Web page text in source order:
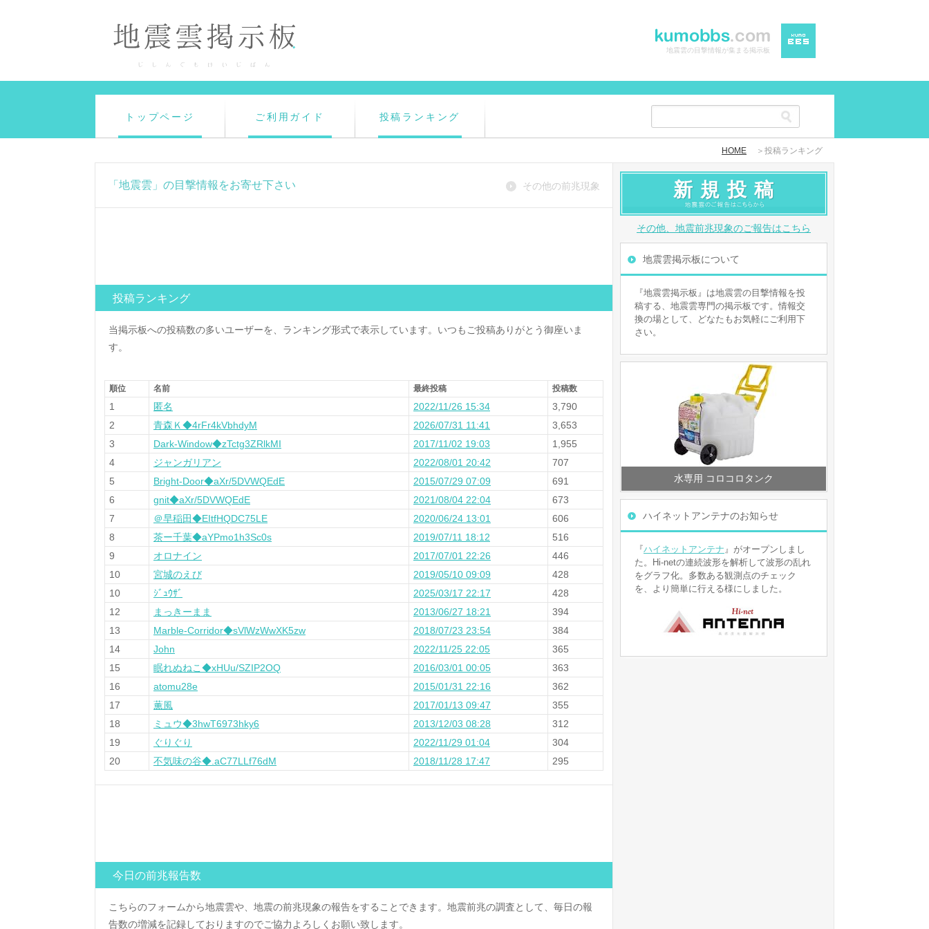
地震雲の目撃情報が集まる掲示板
トップページ ご利用ガイド 投稿ランキング
HOME ＞投稿ランキング
その他の前兆現象
「地震雲」の目撃情報をお寄せ下さい
投稿ランキング
当掲示板への投稿数の多いユーザーを、ランキング形式で表示しています。いつもご投稿ありがとう御座いま
す。
順位 名前 最終投稿 投稿数
1 匿名 2022/11/26 15:34
3,790
2
青森Ｋ◆4rFr4kVbhdyM 2026/07/31 11:41
3,653
3
Dark-Window◆zTctg3ZRlkMI 2017/11/02 19:03
1,955
4
ジャンガリアン 2022/08/01 20:42
707
5
Bright-Door◆aXr/5DVWQEdE 2015/07/29 07:09
691
6
gnit◆aXr/5DVWQEdE 2021/08/04 22:04
673
7
＠早稲田◆EItfHQDC75LE 2020/06/24 13:01
606
8
茶ー千葉◆aYPmo1h3Sc0s 2019/07/11 18:12
516
9
オロナイン 2017/07/01 22:26
446
10
宮城のえび 2019/05/10 09:09
428
10
ｼﾞｭｳｻﾞ 2025/03/17 22:17
428
12
まっきーまま 2013/06/27 18:21
394
13
Marble-Corridor◆sVlWzWwXK5zw 2018/07/23 23:54
384
14
John 2022/11/25 22:05
365
15
眠れぬねこ◆xHUu/SZIP2OQ 2016/03/01 00:05
363
16
atomu28e 2015/01/31 22:16
362
17
薫風 2017/01/13 09:47
355
18
ミュウ◆3hwT6973hky6 2013/12/03 08:28
312
19
ぐりぐり 2022/11/29 01:04
304
20
不気味の谷◆.aC77LLf76dM 2018/11/28 17:47 295
今日の前兆報告数
こちらのフォームから地震雲や、地震の前兆現象の報告をすることできます。地震前兆の調査として、毎日の報
告数の増減を記録しておりますのでご協力よろしくお願い致します。
新規投稿
その他、地震前兆現象のご報告はこちら
地震雲掲示板について
『地震雲掲示板』は地震雲の目撃情報を投
稿する、地震雲専門の掲示板です。情報交
換の場として、どなたもお気軽にご利用下
さい。
水専用 コロコロタンク
ハイネットアンテナのお知らせ
『ハイネットアンテナ 』がオープンしまし
た。Hi-netの連続波形を解析して波形の乱れ
をグラフ化。多数ある観測点のチェック
を、より簡単に行える様にしました。